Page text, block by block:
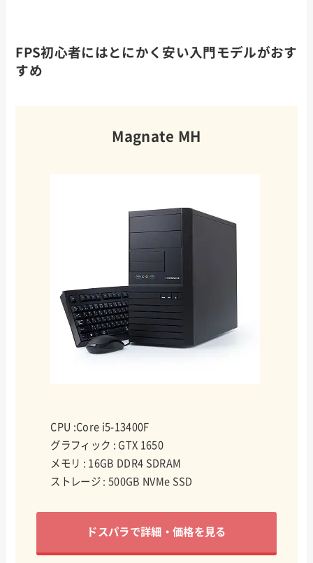
FPS初心者にはとにかく安い入門モデルがおす
すめ
Magnate MH
CPU :Core i5-13400F
グラフィック : GTX 1650
メモリ : 16GB DDR4 SDRAM
ストレージ : 500GB NVMe SSD
ドスパラで詳細・価格を見る